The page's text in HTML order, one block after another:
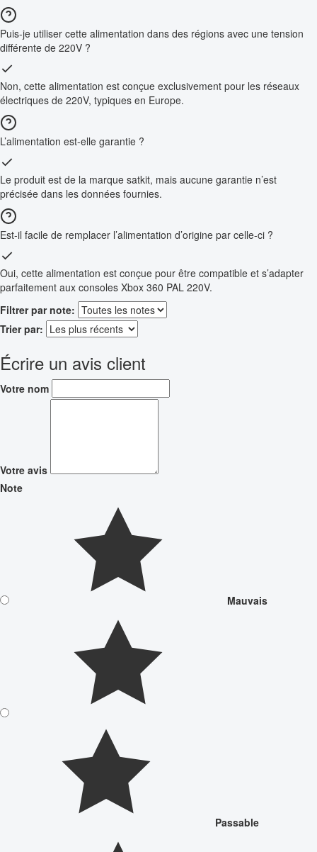
Puis-je utiliser cette alimentation dans des régions avec une tension
différente de 220V ?
Non, cette alimentation est conçue exclusivement pour les réseaux
électriques de 220V, typiques en Europe.
L’alimentation est-elle garantie ?
Le produit est de la marque satkit, mais aucune garantie n’est
précisée dans les données fournies.
Est-il facile de remplacer l’alimentation d’origine par celle-ci ?
Oui, cette alimentation est conçue pour être compatible et s’adapter
parfaitement aux consoles Xbox 360 PAL 220V.
Filtrer par note:
Trier par:
Écrire un avis client
Votre nom
Votre avis
Note
Mauvais
Passable